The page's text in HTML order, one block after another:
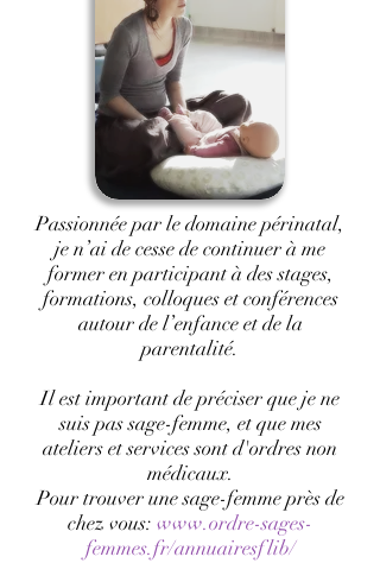
Passionnée par le domaine périnatal,
je n’ai de cesse de continuer à me
former en participant à des stages,
formations, colloques et conférences
autour de l’enfance et de la
parentalité.
Il est important de préciser que je ne
suis pas sage-femme, et que mes
ateliers et services sont d'ordres non
médicaux.
Pour trouver une sage-femme près de
chez vous: www.ordre-sages-
femmes.fr/annuairesflib/